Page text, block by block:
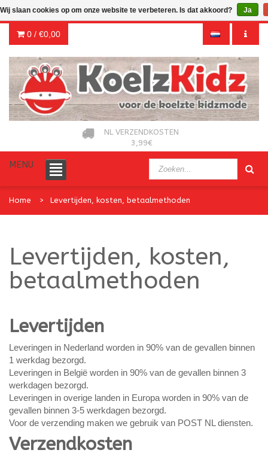
0 / €0,00
NL VERZENDKOSTEN
3,99€
MENU
Home Levertijden, kosten, betaalmethoden
Levertijden, kosten,
betaalmethoden
Levertijden
Leveringen in Nederland worden in 90% van de gevallen binnen
1 werkdag bezorgd.
Leveringen in België worden in 90% van de gevallen binnen 3
werkdagen bezorgd.
Leveringen in overige landen in Europa worden in 90% van de
gevallen binnen 3-5 werkdagen bezorgd.
Voor de verzending maken we gebruik van POST NL diensten.
Verzendkosten
Wij slaan cookies op om onze website te verbeteren. Is dat akkoord? Ja